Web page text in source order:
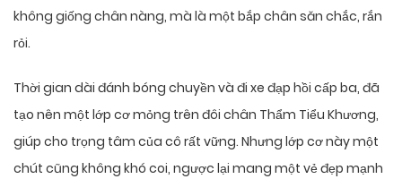
không giống chân nàng, mà là một bắp chân săn chắc, rắn
rỏi.
Thời gian dài đánh bóng chuyền và đi xe đạp hồi cấp ba, đã
tạo nên một lớp cơ mỏng trên đôi chân Thẩm Tiểu Khương,
giúp cho trọng tâm của cô rất vững. Nhưng lớp cơ này một
chút cũng không khó coi, ngược lại mang một vẻ đẹp mạnh